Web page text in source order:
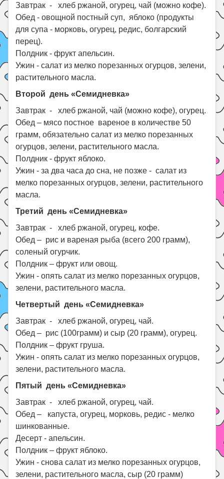
Завтрак - хлеб ржаной, огурец, чай (можно кофе).
Обед - овощной постный суп, яблоко (продукты
для супа - морковь, огурец, редис, болгарский
перец).
Полдник - фрукт апельсин.
Ужин - салат из мелко порезанных огурцов, зелени,
растительного масла.
Второй день «Семидневка»
Завтрак - хлеб ржаной, чай (можно кофе), огурец.
Обед – мясо постное вареное в количестве 50
грамм, обязательно салат из мелко порезанных
огурцов, зелени, растительного масла.
Полдник - фрукт яблоко.
Ужин - за два часа до сна, не позже - салат из
мелко порезанных огурцов, зелени, растительного
масла.
Третий день «Семидневка»
Завтрак - хлеб ржаной, огурец, кофе.
Обед – рис и вареная рыба (всего 200 грамм),
соленый огурчик.
Полдник – фрукт или овощ.
Ужин - опять салат из мелко порезанных огурцов,
зелени, растительного масла.
Четвертый день «Семидневка»
Завтрак - хлеб ржаной, огурец, чай.
Обед – рис (100грамм) и сыр (20 грамм), огурец.
Полдник – фрукт груша.
Ужин - опять салат из мелко порезанных огурцов,
зелени, растительного масла.
Пятый день «Семидневка»
Завтрак - хлеб ржаной, огурец, чай.
Обед – капуста, огурец, морковь, редис - мелко
шинкованные.
Десерт - апельсин.
Полдник – фрукт яблоко.
Ужин - снова салат из мелко порезанных огурцов,
зелени, растительного масла, сыр (20 грамм)